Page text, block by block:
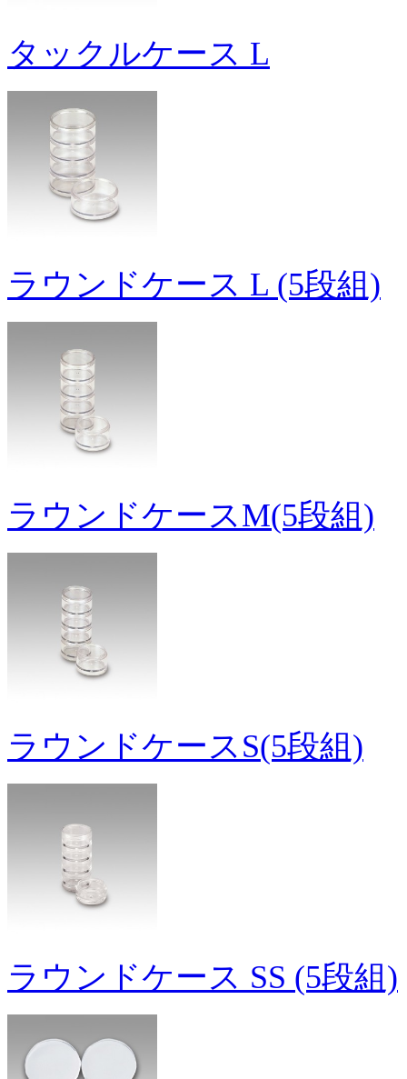
タックルケース L
ラウンドケース L (5段組)
ラウンドケースM(5段組)
ラウンドケースS(5段組)
ラウンドケース SS (5段組)